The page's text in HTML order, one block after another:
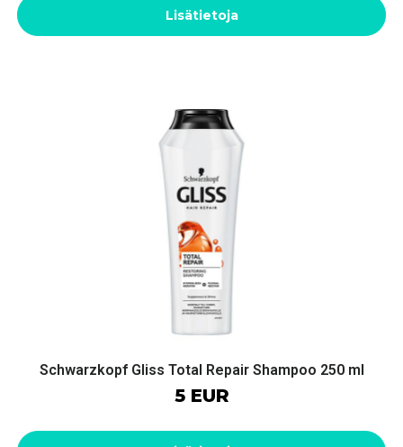
Lisätietoja
Schwarzkopf Gliss Total Repair Shampoo 250 ml
5 EUR